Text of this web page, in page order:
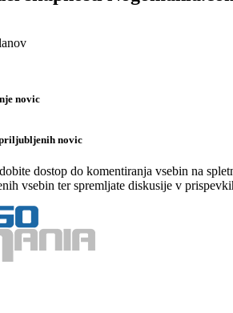
novic
novic
dostop do komentiranja vsebin na
vsebin ter spremljate diskusije v